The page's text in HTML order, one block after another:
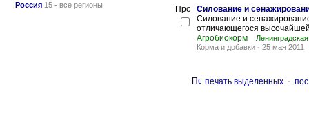
Россия 15 - все регионы
Силование и
Силование и
отличающегося
Агробиокорм
Корма и добавки - 25 мая 2011
печать выделенных -